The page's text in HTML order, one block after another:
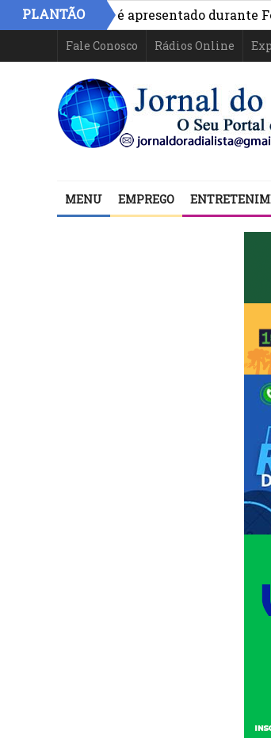
PLANTÃO
na Bahia é apresentado durante Fórum
Fale Conosco Rádios Online
MENU EMPREGO